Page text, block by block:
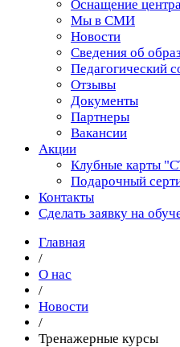
Оснащение
Мы в СМИ
Новости
Сведения об
Педагогический
Отзывы
Документы
Партнеры
Вакансии
Акции
Клубные карты
Подарочный
Контакты
Сделать заявку на
Главная
/
О нас
/
Новости
/
Тренажерные курсы